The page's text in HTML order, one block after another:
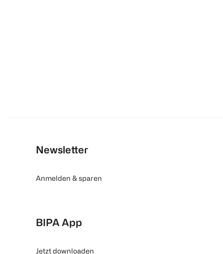
Newsletter
Anmelden & sparen
BIPA App
Jetzt downloaden